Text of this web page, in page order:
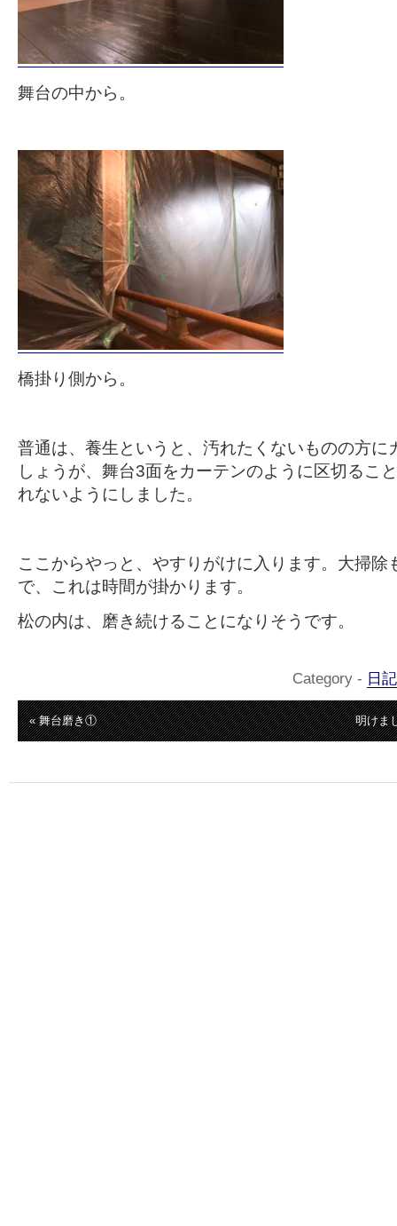
舞台の中から。
橋掛り側から。
普通は、養生というと、汚れたくないものの方に
しょうが、舞台3面をカーテンのように区切るこ
れないようにしました。
ここからやっと、やすりがけに入ります。大掃除
で、これは時間が掛かります。
松の内は、磨き続けることになりそうです。
Category - 日記
« 舞台磨き① 明けま